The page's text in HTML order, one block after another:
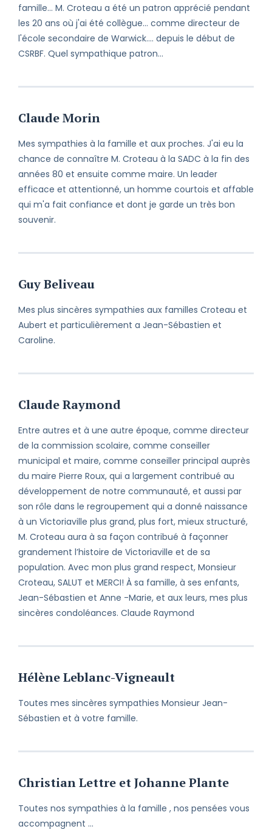
famille... M. Croteau a été un patron apprécié pendant
les 20 ans où j'ai été collègue... comme directeur de
l'école secondaire de Warwick.... depuis le début de
CSRBF. Quel sympathique patron...
Claude Morin
Mes sympathies à la famille et aux proches. J'ai eu la
chance de connaître M. Croteau à la SADC à la fin des
années 80 et ensuite comme maire. Un leader
efficace et attentionné, un homme courtois et affable
qui m'a fait confiance et dont je garde un très bon
souvenir.
Guy Beliveau
Mes plus sincères sympathies aux familles Croteau et
Aubert et particulièrement a Jean-Sébastien et
Caroline.
Claude Raymond
Entre autres et à une autre époque, comme directeur
de la commission scolaire, comme conseiller
municipal et maire, comme conseiller principal auprès
du maire Pierre Roux, qui a largement contribué au
développement de notre communauté, et aussi par
son rôle dans le regroupement qui a donné naissance
à un Victoriaville plus grand, plus fort, mieux structuré,
M. Croteau aura à sa façon contribué à façonner
grandement l’histoire de Victoriaville et de sa
population. Avec mon plus grand respect, Monsieur
Croteau, SALUT et MERCI! À sa famille, à ses enfants,
Jean-Sébastien et Anne -Marie, et aux leurs, mes plus
sincères condoléances. Claude Raymond
Hélène Leblanc-Vigneault
Toutes mes sincères sympathies Monsieur Jean-
Sébastien et à votre famille.
Christian Lettre et Johanne Plante
Toutes nos sympathies à la famille , nos pensées vous
accompagnent …